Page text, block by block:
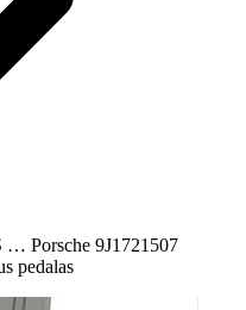
… Porsche 9J1721507
pedalas